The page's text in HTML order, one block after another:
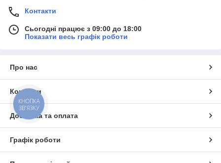
Контакти
Сьогодні працює з 09:00 до 18:00
Показати весь графік роботи
Про нас
Контакти
Доставка та оплата
Графік роботи
КНОПКА
ЗВ'ЯЗКУ